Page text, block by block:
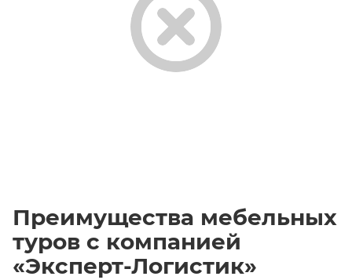
Преимущества мебельных
туров с компанией
«Эксперт-Логистик»